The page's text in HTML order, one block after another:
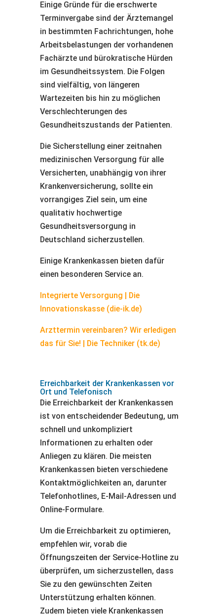
Einige Gründe für die erschwerte
Terminvergabe sind der Ärztemangel
in bestimmten Fachrichtungen, hohe
Arbeitsbelastungen der vorhandenen
Fachärzte und bürokratische Hürden
im Gesundheitssystem. Die Folgen
sind vielfältig, von längeren
Wartezeiten bis hin zu möglichen
Verschlechterungen des
Gesundheitszustands der Patienten.
Die Sicherstellung einer zeitnahen
medizinischen Versorgung für alle
Versicherten, unabhängig von ihrer
Krankenversicherung, sollte ein
vorrangiges Ziel sein, um eine
qualitativ hochwertige
Gesundheitsversorgung in
Deutschland sicherzustellen.
Einige Krankenkassen bieten dafür
einen besonderen Service an.
Integrierte Versorgung | Die
Innovationskasse (die-ik.de)
Arzttermin vereinbaren? Wir erledigen
das für Sie! | Die Techniker (tk.de)
Erreichbarkeit der Krankenkassen vor
Ort und Telefonisch
Die Erreichbarkeit der Krankenkassen
ist von entscheidender Bedeutung, um
schnell und unkompliziert
Informationen zu erhalten oder
Anliegen zu klären. Die meisten
Krankenkassen bieten verschiedene
Kontaktmöglichkeiten an, darunter
Telefonhotlines, E-Mail-Adressen und
Online-Formulare.
Um die Erreichbarkeit zu optimieren,
empfehlen wir, vorab die
Öffnungszeiten der Service-Hotline zu
überprüfen, um sicherzustellen, dass
Sie zu den gewünschten Zeiten
Unterstützung erhalten können.
Zudem bieten viele Krankenkassen